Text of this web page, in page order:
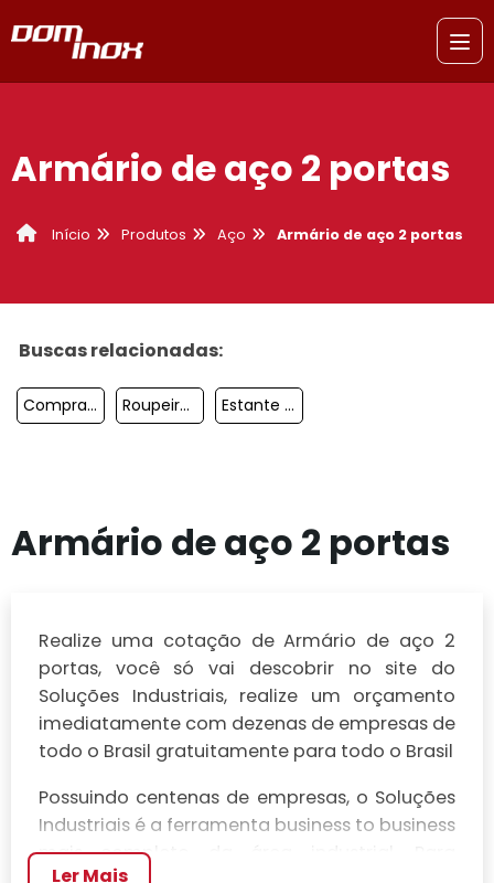
Armário de aço 2 portas
Início Produtos Aço Armário de aço 2 portas
Buscas relacionadas:
Comprar Estante De Aço Sorocaba Roupeiro De Aço 2 Portas Jabaquara Estante De Aço Reforçada São Bernardo Do Campo
Armário de aço 2 portas
Realize uma cotação de Armário de aço 2
portas, você só vai descobrir no site do
Soluções Industriais, realize um orçamento
imediatamente com dezenas de empresas de
todo o Brasil gratuitamente para todo o Brasil
Possuindo centenas de empresas, o Soluções
Industriais é a ferramenta business to business
mais completo da área industrial. Para
Ler Mais